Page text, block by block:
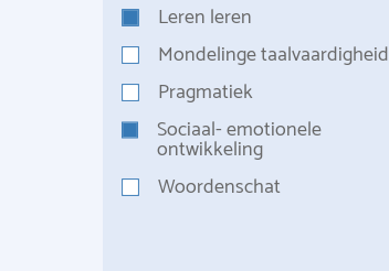
Leren leren
Mondelinge taalvaardigheid
Pragmatiek
Sociaal- emotionele
ontwikkeling
Woordenschat